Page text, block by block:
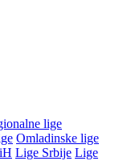
lige
Omladinske lige
Lige Srbije Lige